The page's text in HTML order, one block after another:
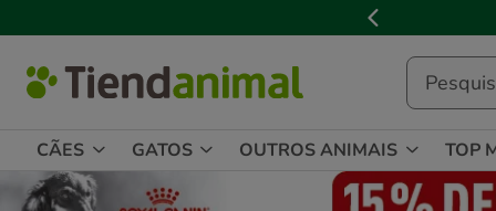
de
mensagem,
CÃES GATOS OUTROS ANIMAIS TOP